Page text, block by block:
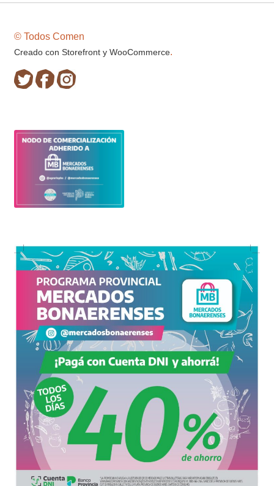
© Todos Comen
Creado con Storefront y WooCommerce.